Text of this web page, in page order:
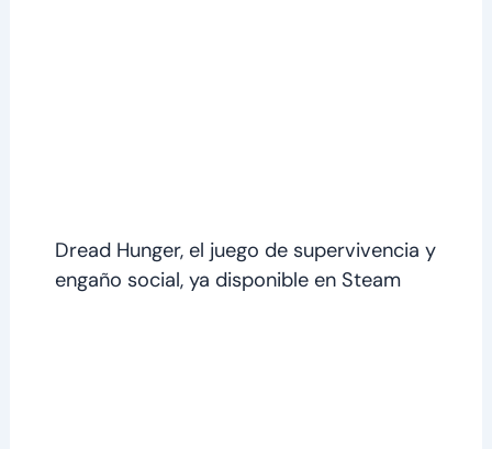
Dread Hunger, el juego de supervivencia y
engaño social, ya disponible en Steam